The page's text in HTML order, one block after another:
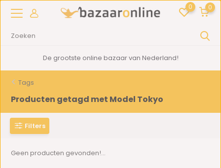
0 0
De grootste online bazaar van Nederland!
Tags
Producten getagd met Model Tokyo
Filters
Geen producten gevonden!...